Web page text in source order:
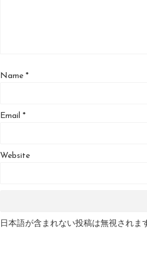
Name *
Email *
Website
日本語が含まれない投稿は無視されま